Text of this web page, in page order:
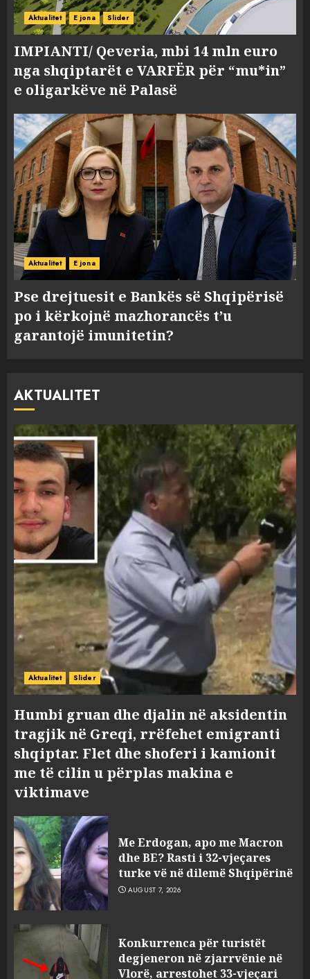
Aktualitet E jona Slider
IMPIANTI/ Qeveria, mbi 14 mln euro
nga shqiptarët e VARFËR për “mu*in”
e oligarkëve në Palasë
Aktualitet E jona
Pse drejtuesit e Bankës së Shqipërisë
po i kërkojnë mazhorancës t’u
garantojë imunitetin?
AKTUALITET
Aktualitet Slider
Humbi gruan dhe djalin në aksidentin
tragjik në Greqi, rrëfehet emigranti
shqiptar. Flet dhe shoferi i kamionit
me të cilin u përplas makina e
viktimave
Me Erdogan, apo me Macron
dhe BE? Rasti i 32-vjeçares
turke vë në dilemë Shqipërinë
AUGUST 7, 2026
Konkurrenca për turistët
degjeneron në zjarrvënie në
Vlorë, arrestohet 33-vjeçari